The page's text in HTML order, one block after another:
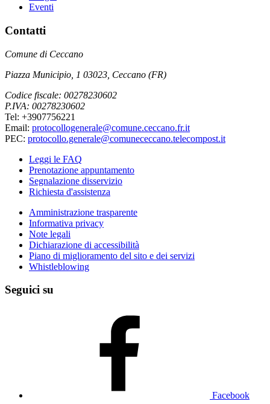
Eventi
Contatti
Comune di Ceccano
Piazza Municipio, 1 03023, Ceccano (FR)
Codice fiscale: 00278230602
P.IVA: 00278230602
Tel: +3907756221
Email: protocollogenerale@comune.ceccano.fr.it
PEC: protocollo.generale@comunececcano.telecompost.it
Leggi le FAQ
Prenotazione appuntamento
Segnalazione disservizio
Richiesta d'assistenza
Amministrazione trasparente
Informativa privacy
Note legali
Dichiarazione di accessibilità
Piano di miglioramento del sito e dei servizi
Whistleblowing
Seguici su
Facebook